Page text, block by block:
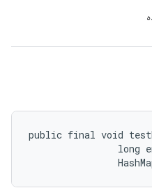
public final void
long